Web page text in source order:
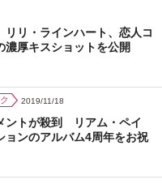
リ・ラインハート、恋人コ
濃厚キスショットを公開
2019/11/18
ントが殺到 リアム・ペイ
ョンのアルバム4周年をお祝